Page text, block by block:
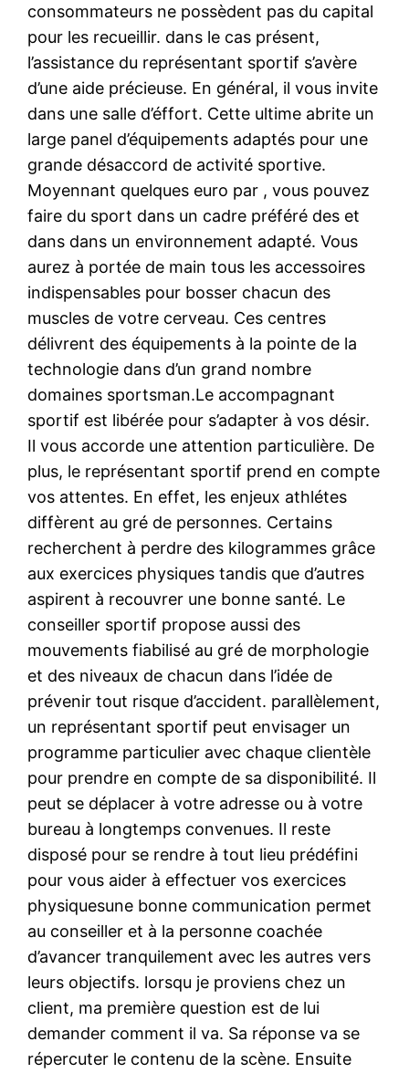
consommateurs ne possèdent pas du capital
pour les recueillir. dans le cas présent,
l’assistance du représentant sportif s’avère
d’une aide précieuse. En général, il vous invite
dans une salle d’éffort. Cette ultime abrite un
large panel d’équipements adaptés pour une
grande désaccord de activité sportive.
Moyennant quelques euro par , vous pouvez
faire du sport dans un cadre préféré des et
dans dans un environnement adapté. Vous
aurez à portée de main tous les accessoires
indispensables pour bosser chacun des
muscles de votre cerveau. Ces centres
délivrent des équipements à la pointe de la
technologie dans d’un grand nombre
domaines sportsman.Le accompagnant
sportif est libérée pour s’adapter à vos désir.
Il vous accorde une attention particulière. De
plus, le représentant sportif prend en compte
vos attentes. En effet, les enjeux athlétes
diffèrent au gré de personnes. Certains
recherchent à perdre des kilogrammes grâce
aux exercices physiques tandis que d’autres
aspirent à recouvrer une bonne santé. Le
conseiller sportif propose aussi des
mouvements fiabilisé au gré de morphologie
et des niveaux de chacun dans l’idée de
prévenir tout risque d’accident. parallèlement,
un représentant sportif peut envisager un
programme particulier avec chaque clientèle
pour prendre en compte de sa disponibilité. Il
peut se déplacer à votre adresse ou à votre
bureau à longtemps convenues. Il reste
disposé pour se rendre à tout lieu prédéfini
pour vous aider à effectuer vos exercices
physiquesune bonne communication permet
au conseiller et à la personne coachée
d’avancer tranquilement avec les autres vers
leurs objectifs. lorsqu je proviens chez un
client, ma première question est de lui
demander comment il va. Sa réponse va se
répercuter le contenu de la scène. Ensuite